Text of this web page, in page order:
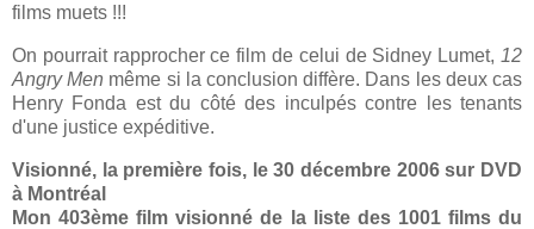
films muets !!!
On pourrait rapprocher ce film de celui de Sidney Lumet, 12
Angry Men même si la conclusion diffère. Dans les deux cas
Henry Fonda est du côté des inculpés contre les tenants
d'une justice expéditive.
Visionné, la première fois, le 30 décembre 2006 sur DVD
à Montréal
Mon 403ème film visionné de la liste des 1001 films du